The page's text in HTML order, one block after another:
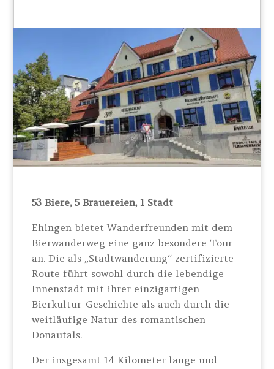
53 Biere, 5 Brauereien, 1 Stadt
Ehingen bietet Wanderfreunden mit dem
Bierwanderweg eine ganz besondere Tour
an. Die als „Stadtwanderung“ zertifizierte
Route führt sowohl durch die lebendige
Innenstadt mit ihrer einzigartigen
Bierkultur-Geschichte als auch durch die
weitläufige Natur des romantischen
Donautals.
Der insgesamt 14 Kilometer lange und